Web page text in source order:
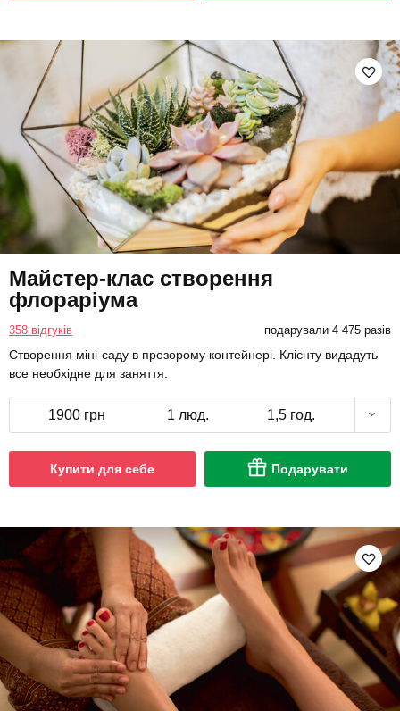
Майстер-клас створення
флораріума
358 відгуків подарували 4 475 разів
Створення міні-саду в прозорому контейнері. Клієнту видадуть
все необхідне для заняття.
1900 грн 1 люд. 1,5 год.
Купити для себе Подарувати